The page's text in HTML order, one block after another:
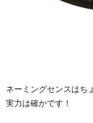
ネーミングセンスはち
実力は確かです！